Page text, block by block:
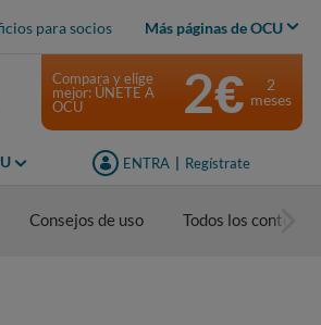
para socios Más páginas de OCU
ENTRA Regístrate
Compara y elige
mejor: ÚNETE A
OCU
2€
2
meses
Consejos de uso Todos los contenidos